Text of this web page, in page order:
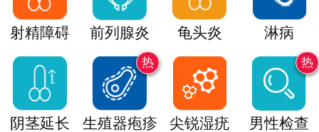
射精障碍 前列腺炎 龟头炎 淋病
阴茎延长
热
生殖器疱疹 尖锐湿疣
热
男性检查